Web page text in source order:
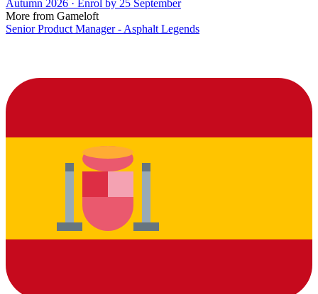
Autumn 2026 · Enrol by 25 September
More from Gameloft
Senior Product Manager - Asphalt Legends